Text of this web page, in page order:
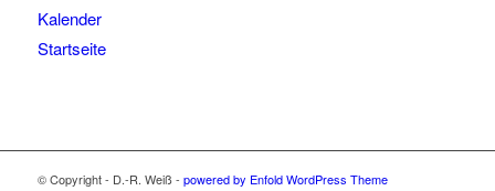
Kalender
Startseite
© Copyright - D.-R. Weiß - powered by Enfold WordPress Theme